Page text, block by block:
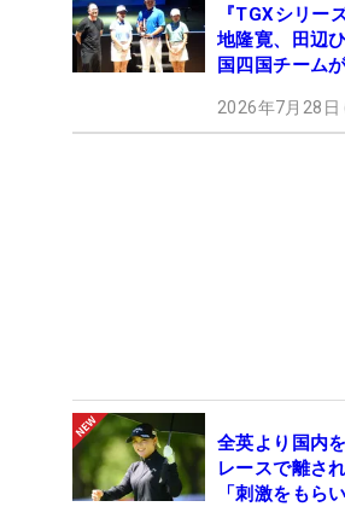
『TGXシリ
地隆寛、田辺
国四国チーム
2026年7月28
全英より国内
レースで離さ
「刺激をもら